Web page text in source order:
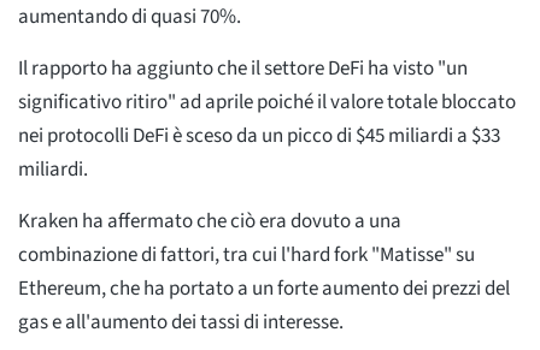
aumentando di quasi 70%.
Il rapporto ha aggiunto che il settore DeFi ha visto "un
significativo ritiro" ad aprile poiché il valore totale bloccato
nei protocolli DeFi è sceso da un picco di $45 miliardi a $33
miliardi.
Kraken ha affermato che ciò era dovuto a una
combinazione di fattori, tra cui l'hard fork "Matisse" su
Ethereum, che ha portato a un forte aumento dei prezzi del
gas e all'aumento dei tassi di interesse.